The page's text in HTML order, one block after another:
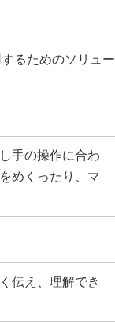
るためのソリュー
手の操作に合わ
めくったり、マ
伝え、理解でき